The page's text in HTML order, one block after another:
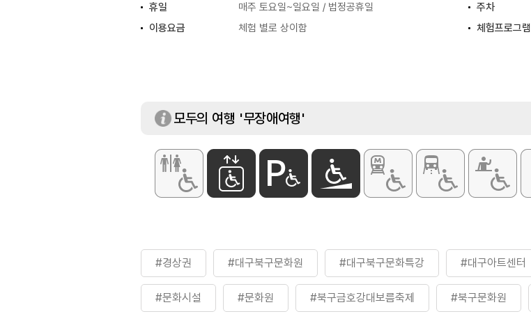
휴일
매주 토요일~일요일 / 법정공휴일 주차
이용요금
체험 별로 상이함 체험프로그램
모두의 여행 '무장애여행'
#경상권 #대구북구문화원 #대구북구문화특강 #대구아트센터
#문화시설 #문화원 #북구금호강대보름축제 #북구문화원